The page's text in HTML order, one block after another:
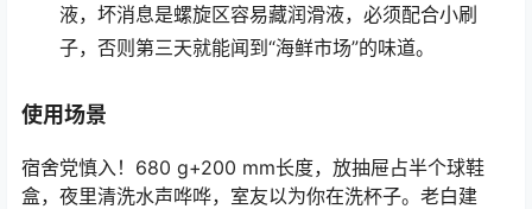
液，坏消息是螺旋区容易藏润滑液，必须配合小刷
子，否则第三天就能闻到“海鲜市场”的味道。
使用场景
宿舍党慎入！680 g+200 mm长度，放抽屉占半个球鞋
盒，夜里清洗水声哗哗，室友以为你在洗杯子。老白建